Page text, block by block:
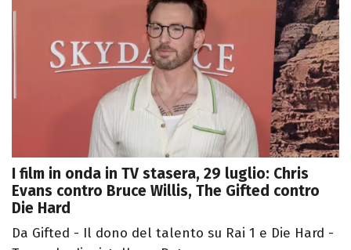
I film in onda in TV stasera, 29 luglio: Chris
Evans contro Bruce Willis, The Gifted contro
Die Hard
Da Gifted - Il dono del talento su Rai 1 e Die Hard -